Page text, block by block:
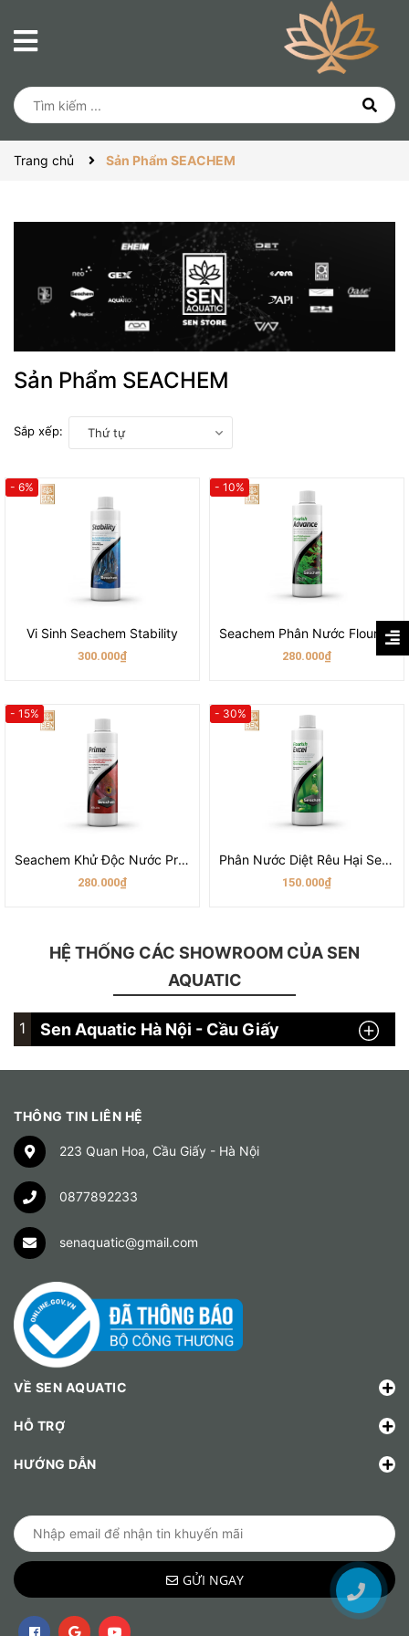
Trang chủ Sản Phẩm SEACHEM
Sản Phẩm SEACHEM
Sắp xếp: Thứ tự
- 6%
Vi Sinh Seachem Stability
300.000₫
- 10%
Seachem Phân Nước Flourish Advance
280.000₫
- 15%
Seachem Khử Độc Nước Prime
280.000₫
- 30%
Phân Nước Diệt Rêu Hại Seachem Flourish Excel
150.000₫
HỆ THỐNG CÁC SHOWROOM CỦA SEN
AQUATIC
1 Sen Aquatic Hà Nội - Cầu Giấy
THÔNG TIN LIÊN HỆ
223 Quan Hoa, Cầu Giấy - Hà Nội
0877892233
senaquatic@gmail.com
VỀ SEN AQUATIC
HỖ TRỢ
HƯỚNG DẪN
GỬI NGAY